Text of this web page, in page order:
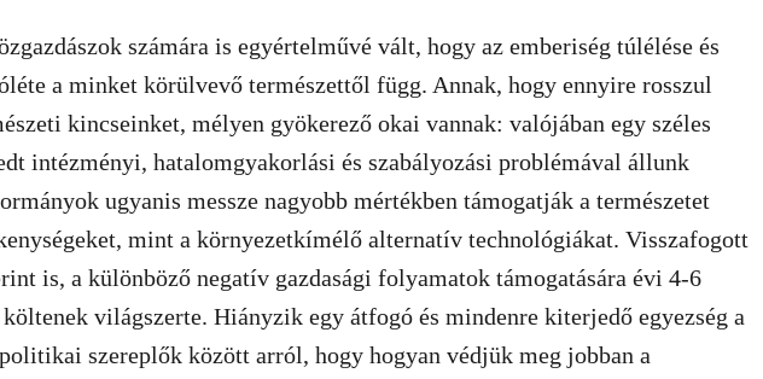
számára is egyértelművé vált, hogy az emberiség túlélése és
a minket körülvevő természettől függ. Annak, hogy ennyire rosszul
kincseinket, mélyen gyökerező okai vannak: valójában egy széles
intézményi, hatalomgyakorlási és szabályozási problémával állunk
ugyanis messze nagyobb mértékben támogatják a természetet
mint a környezetkímélő alternatív technológiákat. Visszafogott
is, a különböző negatív gazdasági folyamatok támogatására évi 4-6
világszerte. Hiányzik egy átfogó és mindenre kiterjedő egyezség a
politikai szereplők között arról, hogy hogyan védjük meg jobban a